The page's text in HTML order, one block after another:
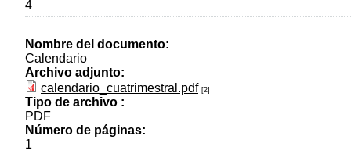
4
Nombre del documento:
Calendario
Archivo adjunto:
calendario_cuatrimestral.pdf [2]
Tipo de archivo :
PDF
Número de páginas:
1